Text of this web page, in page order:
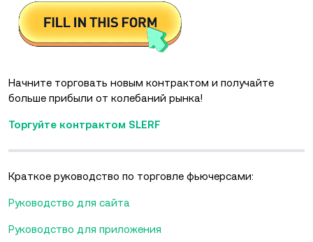
Начните торговать новым контрактом и получайте
больше прибыли от колебаний рынка!
Торгуйте контрактом SLERF
Краткое руководство по торговле фьючерсами:
Руководство для сайта
Руководство для приложения